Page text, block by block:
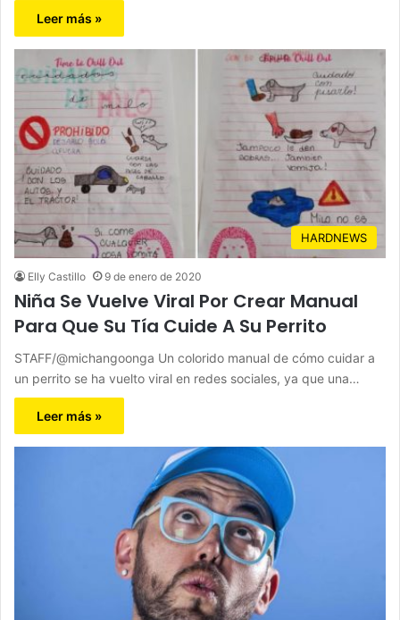
Leer más »
HARDNEWS
Elly Castillo 9 de enero de 2020
Niña Se Vuelve Viral Por Crear Manual
Para Que Su Tía Cuide A Su Perrito
STAFF/@michangoonga Un colorido manual de cómo cuidar a
un perrito se ha vuelto viral en redes sociales, ya que una…
Leer más »